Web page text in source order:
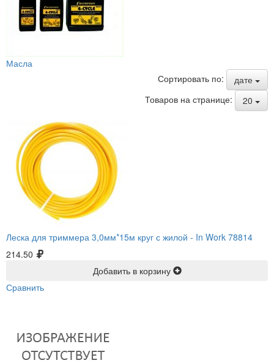
Масла
Сортировать по:
дате
Товаров на странице:
20
Леска для триммера 3,0мм*15м круг с жилой - In Work 78814
214.50
Добавить в корзину
Сравнить